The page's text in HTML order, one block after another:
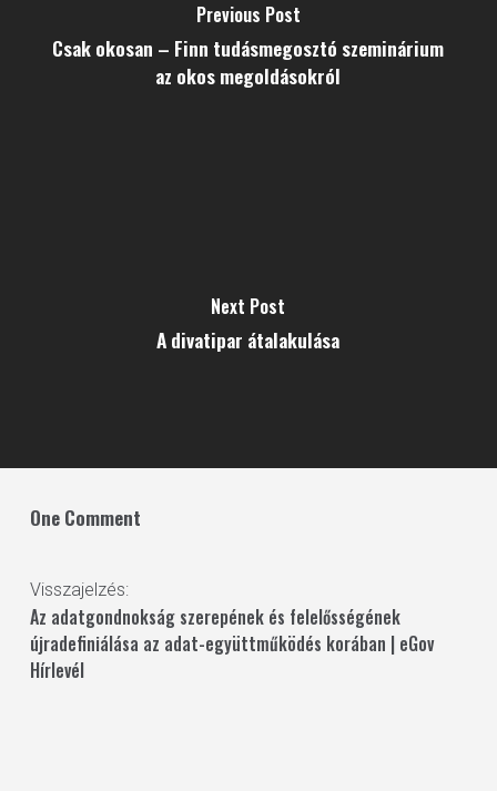
Previous Post
Csak okosan – Finn tudásmegosztó szeminárium
az okos megoldásokról
Next Post
A divatipar átalakulása
One Comment
Visszajelzés:
Az adatgondnokság szerepének és felelősségének
újradefiniálása az adat-együttműködés korában | eGov
Hírlevél